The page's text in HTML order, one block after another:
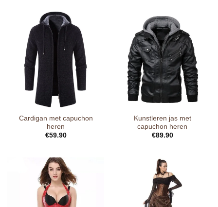
Cardigan met capuchon
heren
€59.90
Kunstleren jas met
capuchon heren
€89.90